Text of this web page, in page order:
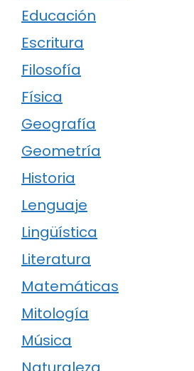
Educación
Escritura
Filosofía
Física
Geografía
Geometría
Historia
Lenguaje
Lingüística
Literatura
Matemáticas
Mitología
Música